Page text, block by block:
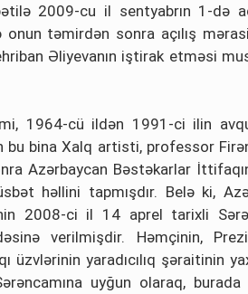
2009-cu il sentyabrın 1-də
təmirdən sonra açılış
Əliyevanın iştirak etməsi
1964-cü ildən 1991-ci ilin
bu bina Xalq artisti, professor
Azərbaycan Bəstəkarlar
həllini tapmışdır. Belə ki,
2008-ci il 14 aprel tarixli
verilmişdir. Həmçinin,
üzvlərinin yaradıcılıq şəraitinin
uyğun olaraq,